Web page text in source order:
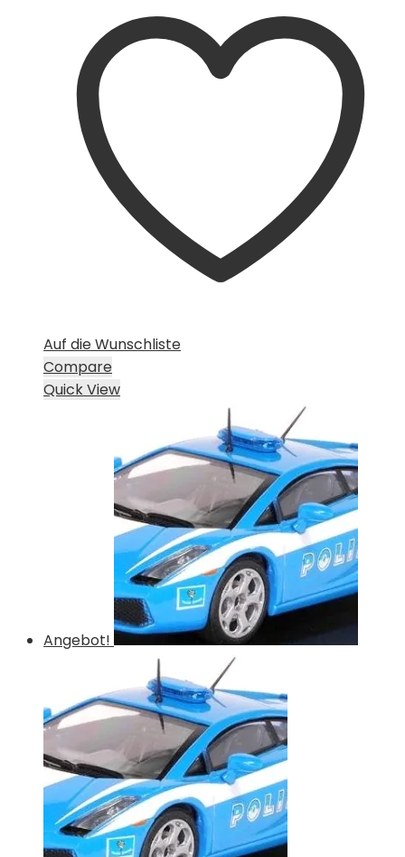
Auf die Wunschliste
Compare
Quick View
Angebot!